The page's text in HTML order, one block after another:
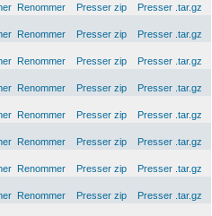
Renommer Presser zip
Presser .tar.gz
Renommer Presser zip
Presser .tar.gz
Renommer Presser zip
Presser .tar.gz
Renommer Presser zip
Presser .tar.gz
Renommer Presser zip
Presser .tar.gz
Renommer Presser zip
Presser .tar.gz
Renommer Presser zip
Presser .tar.gz
Renommer Presser zip
Presser .tar.gz